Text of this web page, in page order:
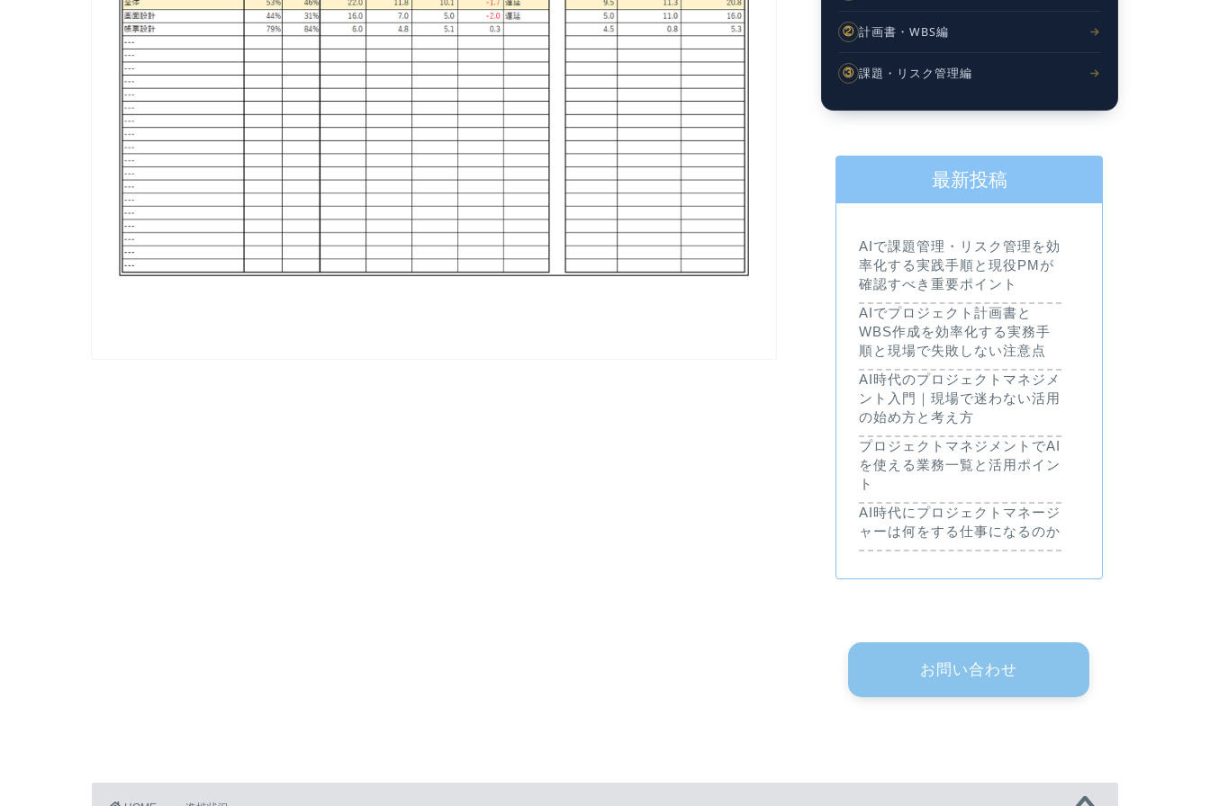
② 計画書・WBS編
③ 課題・リスク管理編
最新投稿
AIで課題管理・リスク管理を効
率化する実践手順と現役PMが
確認すべき重要ポイント
AIでプロジェクト計画書と
WBS作成を効率化する実務手
順と現場で失敗しない注意点
AI時代のプロジェクトマネジメ
ント入門｜現場で迷わない活用
の始め方と考え方
プロジェクトマネジメントでAI
を使える業務一覧と活用ポイン
ト
AI時代にプロジェクトマネージ
ャーは何をする仕事になるのか
お問い合わせ